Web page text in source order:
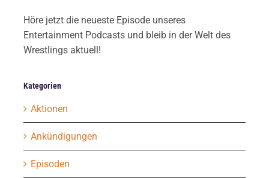
Höre jetzt die neueste Episode unseres
Entertainment Podcasts und bleib in der Welt des
Wrestlings aktuell!
Kategorien
Aktionen
Ankündigungen
Episoden